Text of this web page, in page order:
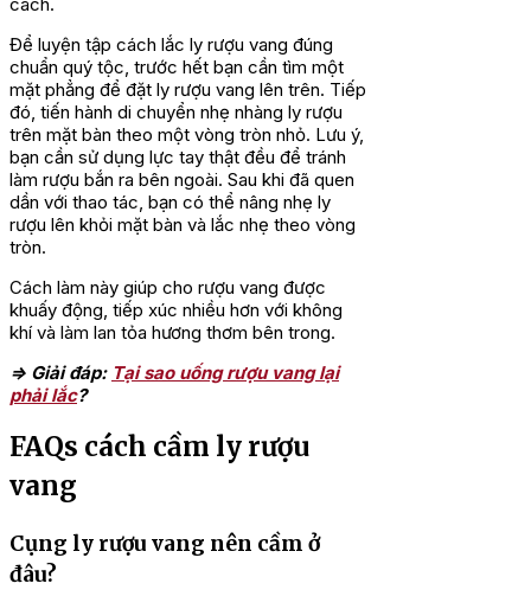
Để luyện tập cách lắc ly rượu vang đúng
chuẩn quý tộc, trước hết bạn cần tìm một
mặt phẳng để đặt ly rượu vang lên trên. Tiếp
đó, tiến hành di chuyển nhẹ nhàng ly rượu
trên mặt bàn theo một vòng tròn nhỏ. Lưu ý,
bạn cần sử dụng lực tay thật đều để tránh
làm rượu bắn ra bên ngoài. Sau khi đã quen
dần với thao tác, bạn có thể nâng nhẹ ly
rượu lên khỏi mặt bàn và lắc nhẹ theo vòng
tròn.
Cách làm này giúp cho rượu vang được
khuấy động, tiếp xúc nhiều hơn với không
khí và làm lan tỏa hương thơm bên trong.
=> Giải đáp: Tại sao uống rượu vang lại
phải lắc?
FAQs cách cầm ly rượu
vang
Cụng ly rượu vang nên cầm ở
đâu?